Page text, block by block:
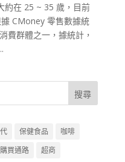
約在 25 ~ 35 歲，目前
CMoney 零售數據統
費群體之一，據統計，
搜尋
保健食品
咖啡
購買通路
超商